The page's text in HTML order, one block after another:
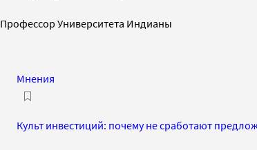
Профессор Университета Индианы
Мнения
Культ инвестиций: почему не сработают